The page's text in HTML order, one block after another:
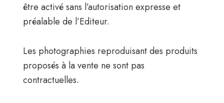
être activé sans l’autorisation expresse et
préalable de l’Editeur.
Les photographies reproduisant des produits
proposés à la vente ne sont pas
contractuelles.